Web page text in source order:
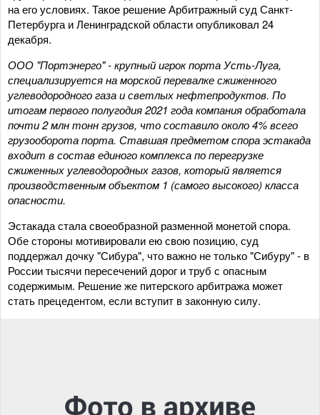
на его условиях. Такое решение Арбитражный суд Санкт-
Петербурга и Ленинградской области опубликовал 24
декабря.
ООО "Портэнерго" - крупный игрок порта Усть-Луга,
специализируется на морской перевалке сжиженного
углеводородного газа и светлых нефтепродуктов. По
итогам первого полугодия 2021 года компания обработала
почти 2 млн тонн грузов, что составило около 4% всего
грузооборота порта. Ставшая предметом спора эстакада
входит в состав единого комплекса по перегрузке
сжиженных углеводородных газов, который является
производственным объектом 1 (самого высокого) класса
опасности.
Эстакада стала своеобразной разменной монетой спора.
Обе стороны мотивировали ею свою позицию, суд
поддержал дочку "Сибура", что важно не только "Сибуру" - в
России тысячи пересечений дорог и труб с опасным
содержимым. Решение же питерского арбитража может
стать прецедентом, если вступит в законную силу.